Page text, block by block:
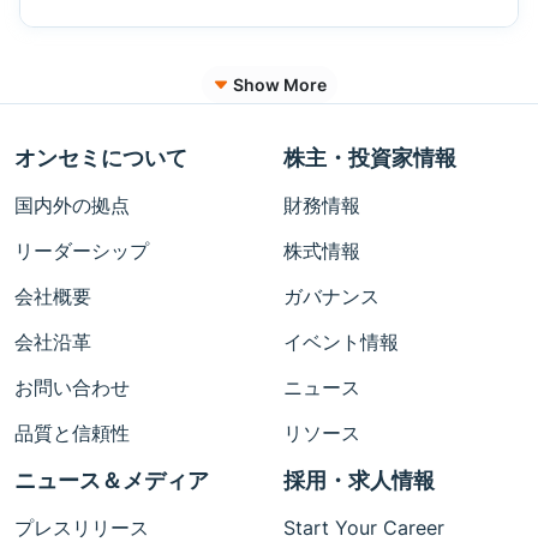
Show More
オンセミについて
国内外の拠点
リーダーシップ
会社概要
会社沿革
お問い合わせ
品質と信頼性
株主・投資家情報
財務情報
株式情報
ガバナンス
イベント情報
ニュース
リソース
ニュース＆メディア
プレスリリース
採用・求人情報
Start Your Career